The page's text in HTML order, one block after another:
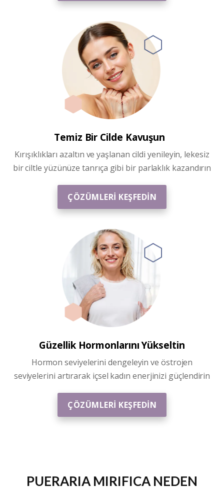
Temiz Bir Cilde Kavuşun
Kırışıklıkları azaltın ve yaşlanan cildi yenileyin, lekesiz
bir ciltle yüzünüze tanrıça gibi bir parlaklık kazandırın
ÇÖZÜMLERİ KEŞFEDİN
Güzellik Hormonlarını Yükseltin
Hormon seviyelerini dengeleyinve östrojen
seviyelerini artırarak içsel kadın enerjinizi güçlendirin
ÇÖZÜMLERİ KEŞFEDİN
PUERARIA MIRIFICA NEDEN